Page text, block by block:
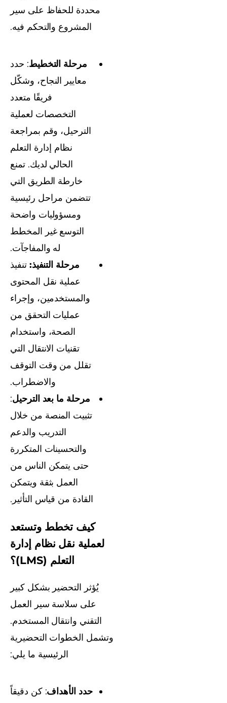
محددة للحفاظ على سير
المشروع والتحكم فيه.
مرحلة التخطيط: حدد
معايير النجاح، وشكّل
فريقًا متعدد
التخصصات لعملية
الترحيل، وقم بمراجعة
نظام إدارة التعلم
الحالي لديك. تمنع
خارطة الطريق التي
تتضمن مراحل رئيسية
ومسؤوليات واضحة
التوسع غير المخطط
له والمفاجآت.
مرحلة التنفيذ: تنفيذ
عملية نقل المحتوى
والمستخدمين، وإجراء
عمليات التحقق من
الصحة، واستخدام
تقنيات الانتقال التي
تقلل من وقت التوقف
والاضطراب.
مرحلة ما بعد الترحيل:
تثبيت المنصة من خلال
التدريب والدعم
والتحسينات المتكررة
حتى يتمكن الناس من
العمل بثقة ويتمكن
القادة من قياس التأثير.
كيف تخطط وتستعد
لعملية نقل نظام إدارة
التعلم (LMS)؟
يُؤثر التحضير بشكل كبير
على سلاسة سير العمل
التقني وانتقال المستخدم.
وتشمل الخطوات التحضيرية
الرئيسية ما يلي:
حدد الأهداف: كن دقيقاً